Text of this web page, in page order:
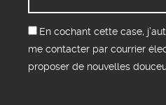
En cochant cette case,
me contacter par courrier
proposer de nouvelles